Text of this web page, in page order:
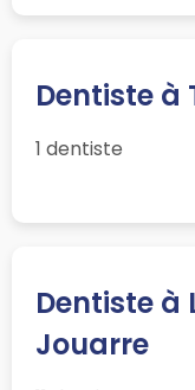
Dentiste
1 dentiste
Dentiste à
Jouarre